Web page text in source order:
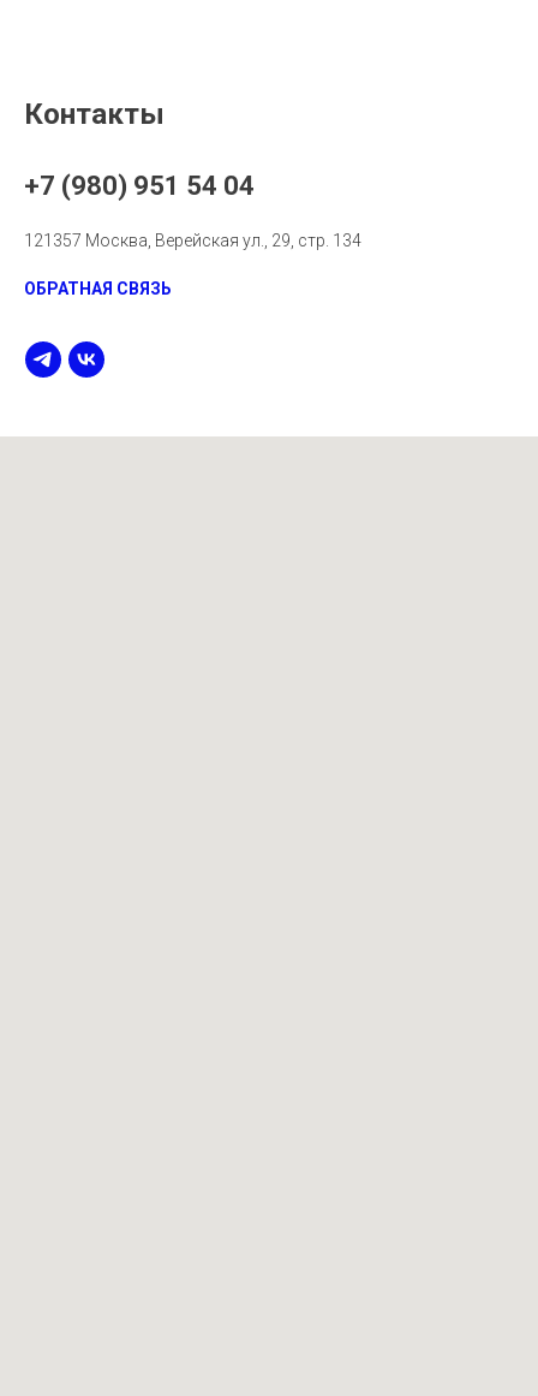
Контакты
+7 (980) 951 54 04
121357 Москва, Верейская ул., 29, стр. 134
ОБРАТНАЯ СВЯЗЬ